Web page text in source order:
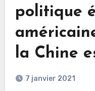
politique
la Chine
7 janvier 2021